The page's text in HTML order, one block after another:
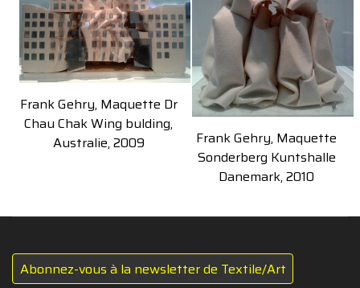
Frank Gehry, Maquette Dr
Chau Chak Wing bulding,
Australie, 2009
Frank Gehry, Maquette
Sonderberg Kuntshalle
Danemark, 2010
Abonnez-vous à la newsletter de Textile/Art